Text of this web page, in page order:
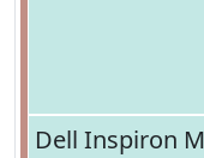
Dell Inspiron